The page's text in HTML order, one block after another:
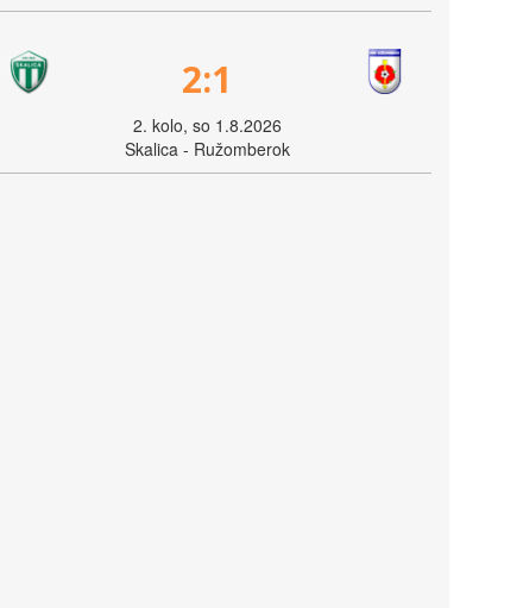
2:1
2. kolo, so 1.8.2026
Skalica - Ružomberok